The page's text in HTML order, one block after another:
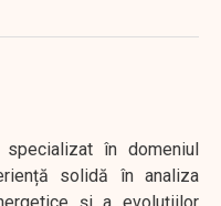
în domeniul
solidă în analiza
și a evoluțiilor